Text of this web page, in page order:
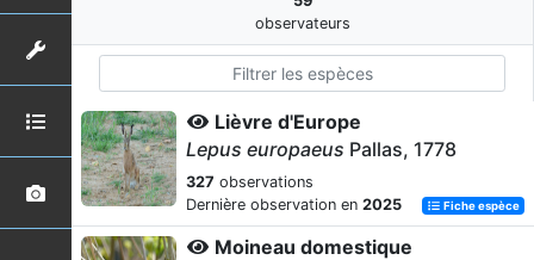
observateurs
Lièvre d'Europe
Lepus europaeus Pallas, 1778
327 observations
Dernière observation en 2025 Fiche espèce
Moineau domestique